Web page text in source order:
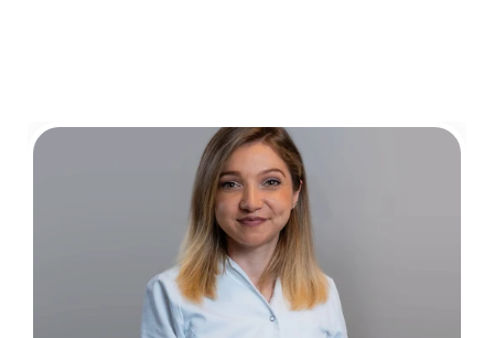
Usluge
Naš Tim
Paketi Usluga
Za Pacijente
Kontakt i Lokacije